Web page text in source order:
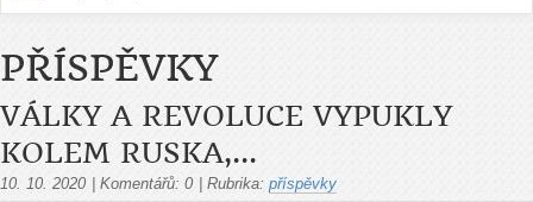
PŘÍSPĚVKY
VÁLKY A REVOLUCE VYPUKLY
KOLEM RUSKA,...
10. 10. 2020 Komentářů: 0 Rubrika: příspěvky